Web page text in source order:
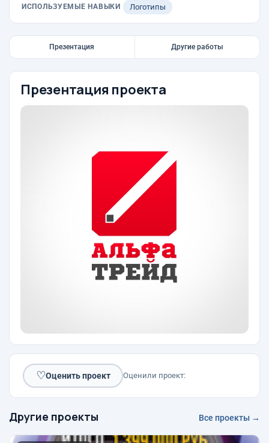
ИСПОЛЬЗУЕМЫЕ НАВЫКИ Логотипы
Презентация Другие работы
Презентация проекта
♡Оценить проект Оценили проект:
Другие проекты Все проекты →